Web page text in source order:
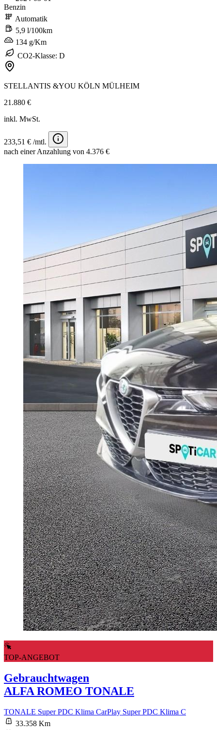
Benzin
Automatik
5,9 l/100km
134 g/Km
CO2-Klasse: D
STELLANTIS &YOU KÖLN MÜLHEIM
21.880 €
inkl. MwSt.
233,51 € /mtl.
nach einer Anzahlung von 4.376 €
TOP-ANGEBOT
Gebrauchtwagen
ALFA ROMEO TONALE
TONALE Super PDC Klima CarPlay Super PDC Klima C
33.358 Km